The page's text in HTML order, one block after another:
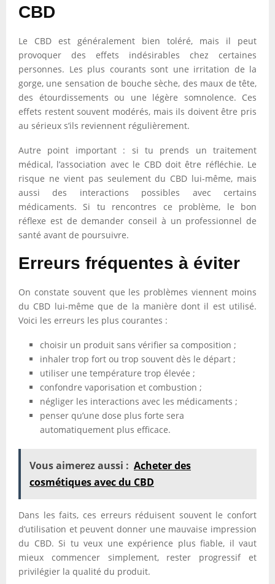
CBD
Le CBD est généralement bien toléré, mais il peut
provoquer des effets indésirables chez certaines
personnes. Les plus courants sont une irritation de la
gorge, une sensation de bouche sèche, des maux de tête,
des étourdissements ou une légère somnolence. Ces
effets restent souvent modérés, mais ils doivent être pris
au sérieux s’ils reviennent régulièrement.
Autre point important : si tu prends un traitement
médical, l’association avec le CBD doit être réfléchie. Le
risque ne vient pas seulement du CBD lui-même, mais
aussi des interactions possibles avec certains
médicaments. Si tu rencontres ce problème, le bon
réflexe est de demander conseil à un professionnel de
santé avant de poursuivre.
Erreurs fréquentes à éviter
On constate souvent que les problèmes viennent moins
du CBD lui-même que de la manière dont il est utilisé.
Voici les erreurs les plus courantes :
choisir un produit sans vérifier sa composition ;
inhaler trop fort ou trop souvent dès le départ ;
utiliser une température trop élevée ;
confondre vaporisation et combustion ;
négliger les interactions avec les médicaments ;
penser qu’une dose plus forte sera
automatiquement plus efficace.
Vous aimerez aussi : Acheter des
cosmétiques avec du CBD
Dans les faits, ces erreurs réduisent souvent le confort
d’utilisation et peuvent donner une mauvaise impression
du CBD. Si tu veux une expérience plus fiable, il vaut
mieux commencer simplement, rester progressif et
privilégier la qualité du produit.